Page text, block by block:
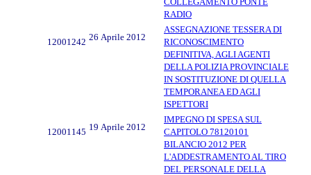
RADIO
12001242 26 Aprile 2012
ASSEGNAZIONE TESSERA DI
RICONOSCIMENTO
DEFINITIVA, AGLI AGENTI
DELLA POLIZIA PROVINCIALE
IN SOSTITUZIONE DI QUELLA
TEMPORANEA ED AGLI
ISPETTORI
12001145 19 Aprile 2012
IMPEGNO DI SPESA SUL
CAPITOLO 78120101
BILANCIO 2012 PER
L'ADDESTRAMENTO AL TIRO
DEL PERSONALE DELLA